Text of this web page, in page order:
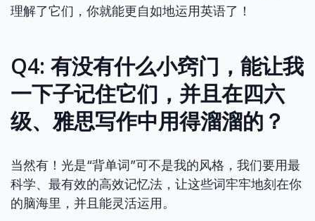
理解了它们，你就能更自如地运用英语了！
Q4: 有没有什么小窍门，能让我
一下子记住它们，并且在四六
级、雅思写作中用得溜溜的？
当然有！光是“背单词”可不是我的风格，我们要用最
科学、最有效的高效记忆法，让这些词牢牢地刻在你
的脑海里，并且能灵活运用。